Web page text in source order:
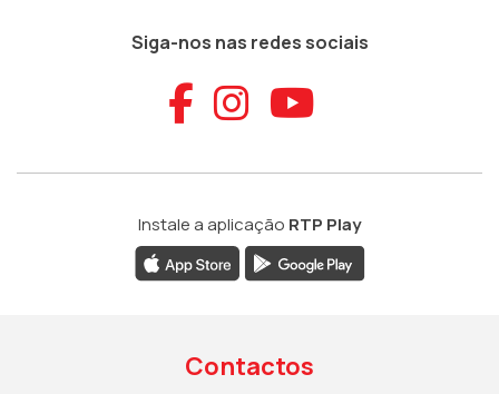
Siga-nos nas redes sociais
Aceder ao
Aceder ao
Aceder
Instale a aplicação RTP Play
Contactos